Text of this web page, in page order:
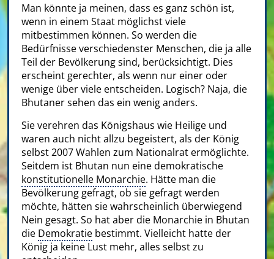
Man könnte ja meinen, dass es ganz schön ist,
wenn in einem Staat möglichst viele
mitbestimmen können. So werden die
Bedürfnisse verschiedenster Menschen, die ja alle
Teil der Bevölkerung sind, berücksichtigt. Dies
erscheint gerechter, als wenn nur einer oder
wenige über viele entscheiden. Logisch? Naja, die
Bhutaner sehen das ein wenig anders.
Sie verehren das Königshaus wie Heilige und
waren auch nicht allzu begeistert, als der König
selbst 2007 Wahlen zum Nationalrat ermöglichte.
Seitdem ist Bhutan nun eine demokratische
konstitutionelle Monarchie. Hätte man die
Bevölkerung gefragt, ob sie gefragt werden
möchte, hätten sie wahrscheinlich überwiegend
Nein gesagt. So hat aber die Monarchie in Bhutan
die Demokratie bestimmt. Vielleicht hatte der
König ja keine Lust mehr, alles selbst zu